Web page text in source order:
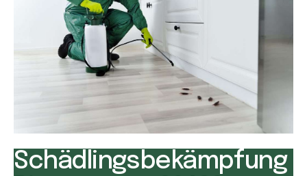
Schädlingsbekämpfung